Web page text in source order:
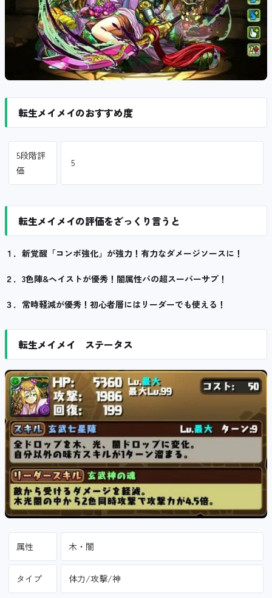
転生メイメイのおすすめ度
5段階評
価
5
転生メイメイの評価をざっくり言うと
１．新覚醒「コンボ強化」が強力！有力なダメージソースに！
２．3色陣&ヘイストが優秀！闇属性パの超スーパーサブ！
３．常時軽減が優秀！初心者層にはリーダーでも使える！
転生メイメイ ステータス
属性 木・闇
タイプ 体力/攻撃/神